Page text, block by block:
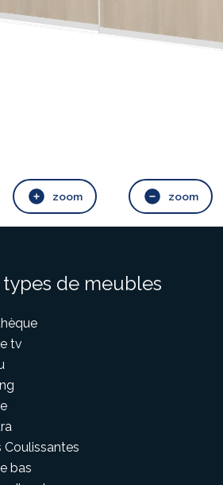
zoom zoom
types de meubles
tv
Coulissantes
bas